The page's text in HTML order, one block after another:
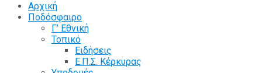
Αρχική
Ποδόσφαιρο
Γ’ Εθνική
Τοπικό
Ειδήσεις
Ε.Π.Σ. Κέρκυρας